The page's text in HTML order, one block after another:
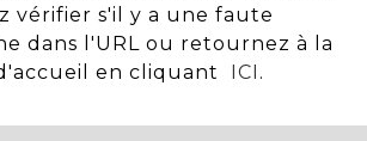
vérifier s'il y a une faute
dans l'URL ou retournez à la
en cliquant
ICI .